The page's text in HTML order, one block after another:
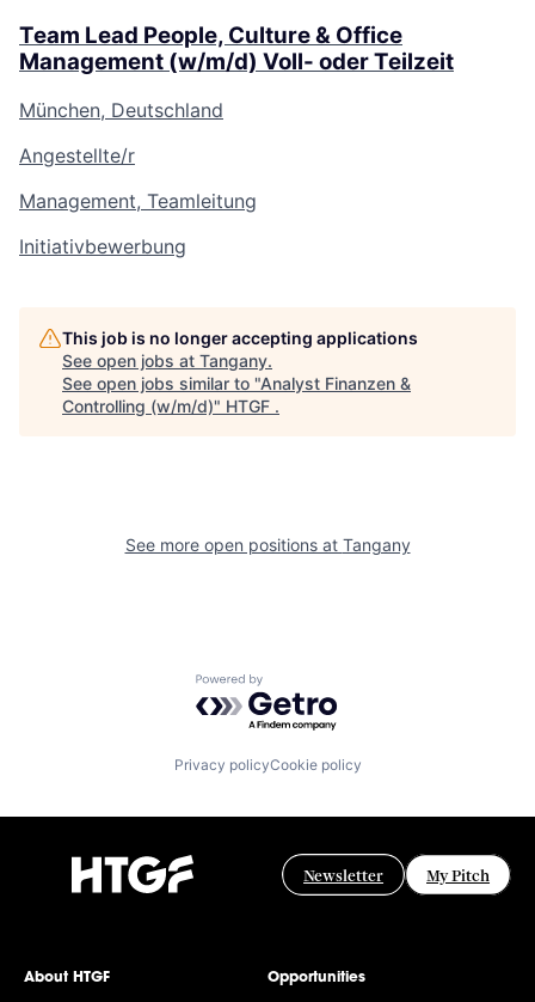
Team Lead People, Culture & Office
Management (w/m/d) Voll- oder Teilzeit
München, Deutschland
Angestellte/r
Management, Teamleitung
Initiativbewerbung
This job is no longer accepting applications
See open jobs at Tangany.
See open jobs similar to "Analyst Finanzen &
Controlling (w/m/d)" HTGF .
See more open positions at Tangany
Powered by Getro.com
Privacy policyCookie policy
Newsletter My Pitch
About HTGF Opportunities